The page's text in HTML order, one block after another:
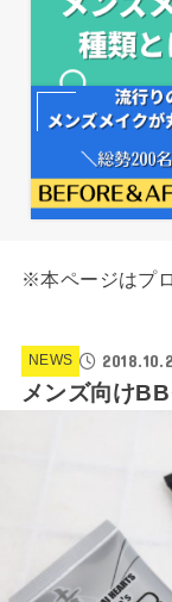
※本ページはプ
NEWS
メンズ向け